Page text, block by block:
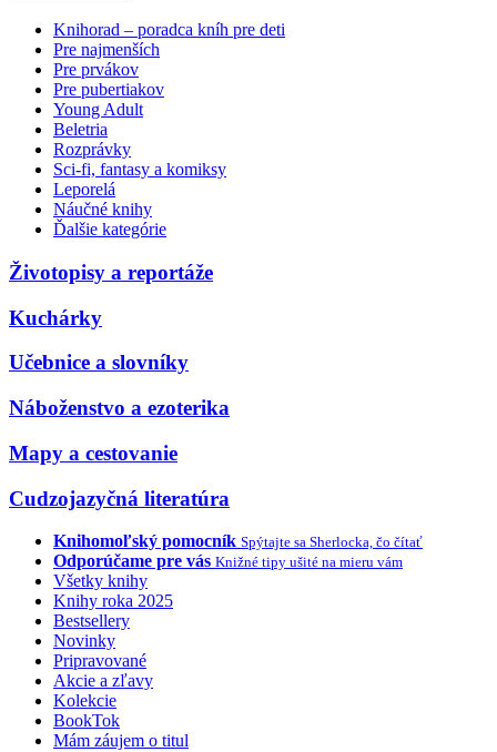
Knihorad – poradca kníh pre deti
Pre najmenších
Pre prvákov
Pre pubertiakov
Young Adult
Beletria
Rozprávky
Sci-fi, fantasy a komiksy
Leporelá
Náučné knihy
Ďalšie kategórie
Životopisy a reportáže
Kuchárky
Učebnice a slovníky
Náboženstvo a ezoterika
Mapy a cestovanie
Cudzojazyčná literatúra
Knihomoľský pomocník Spýtajte sa Sherlocka, čo čítať
Odporúčame pre vás Knižné tipy ušité na mieru vám
Všetky knihy
Knihy roka 2025
Bestsellery
Novinky
Pripravované
Akcie a zľavy
Kolekcie
BookTok
Mám záujem o titul